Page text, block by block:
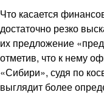
Что касается
достаточно резко
их предложение
отметив, что к нему
«Сибири», судя по
выглядит более